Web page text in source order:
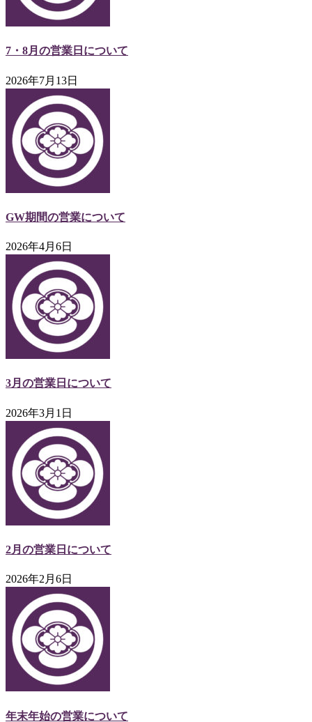
7・8月の営業日について
2026年7月13日
GW期間の営業について
2026年4月6日
3月の営業日について
2026年3月1日
2月の営業日について
2026年2月6日
年末年始の営業について